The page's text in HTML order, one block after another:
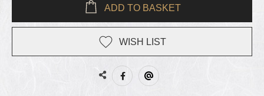
ADD TO BASKET
WISH LIST